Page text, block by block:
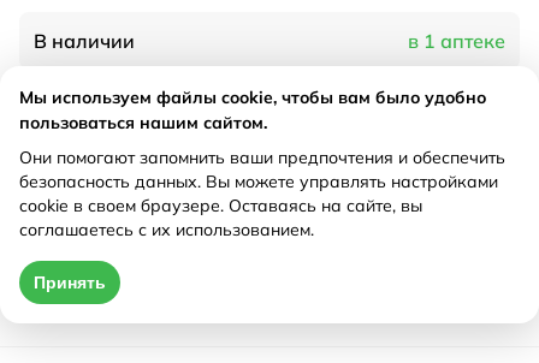
В наличии в 1 аптеке
Характеристики
Рецепт Не требуется
от 780,84 ₽
Мы используем файлы cookie, чтобы вам было удобно
пользоваться нашим сайтом.
Они помогают запомнить ваши предпочтения и обеспечить
безопасность данных. Вы можете управлять настройками
cookie в своем браузере. Оставаясь на сайте, вы
соглашаетесь с их использованием.
Принять